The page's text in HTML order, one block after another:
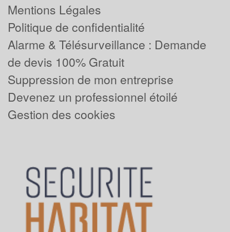
Mentions Légales
Politique de confidentialité
Alarme & Télésurveillance : Demande
de devis 100% Gratuit
Suppression de mon entreprise
Devenez un professionnel étoilé
Gestion des cookies